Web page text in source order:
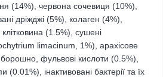
(14%), червона сочевиця (10%),
дріжджі (5%), колаген (4%),
(1.5%), сушені
limacinum, 1%), арахісове
фульвові кислоти (0.5%),
(0.01%), інактивовані бактерії та їх